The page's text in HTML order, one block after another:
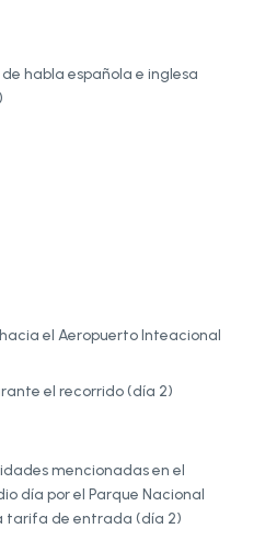
habla española e inglesa
el Aeropuerto Inteacional
el recorrido (día 2)
mencionadas en el
día por el Parque Nacional
tarifa de entrada (día 2)